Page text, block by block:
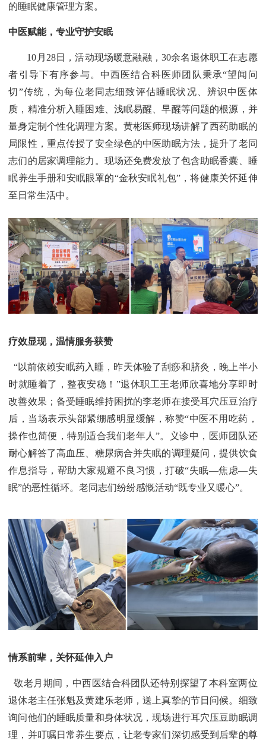
的睡眠健康管理方案。
中医赋能，专业守护安眠
10月28日，活动现场暖意融融，30余名退休职工在志愿
者引导下有序参与。中西医结合科医师团队秉承“望闻问
切”传统，为每位老同志细致评估睡眠状况、辨识中医体
质，精准分析入睡困难、浅眠易醒、早醒等问题的根源，并
量身定制个性化调理方案。黄彬医师现场讲解了西药助眠的
局限性，重点传授了安全绿色的中医助眠方法，提升了老同
志们的居家调理能力。现场还免费发放了包含助眠香囊、睡
眠养生手册和安眠眼罩的“金秋安眠礼包”，将健康关怀延伸
至日常生活中。
疗效显现，温情服务获赞
“以前依赖安眠药入睡，昨天体验了刮痧和脐灸，晚上半小
时就睡着了，整夜安稳！”退休职工王老师欣喜地分享即时
改善效果；备受睡眠维持困扰的李老师在接受耳穴压豆治疗
后，当场表示头部紧绷感明显缓解，称赞“中医不用吃药，
操作也简便，特别适合我们老年人”。义诊中，医师团队还
耐心解答了高血压、糖尿病合并失眠的调理疑问，提供饮食
作息指导，帮助大家规避不良习惯，打破“失眠—焦虑—失
眠”的恶性循环。老同志们纷纷感慨活动“既专业又暖心”。
情系前辈，关怀延伸入户
敬老月期间，中西医结合科团队还特别探望了本科室两位
退休老主任张魁及黄建乐老师，送上真挚的节日问候。细致
询问他们的睡眠质量和身体状况，现场进行耳穴压豆助眠调
理，并叮嘱日常养生要点，让老专家们深切感受到后辈的尊